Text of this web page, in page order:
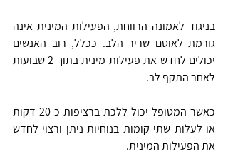
לאחר התקף לב.
את הפעילות המינית.